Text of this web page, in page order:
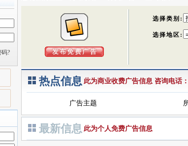
热点信息 此为商业收费广告信息 咨询电话：
广告主题
最新信息 此为个人免费广告信息